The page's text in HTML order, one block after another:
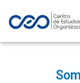
contenido